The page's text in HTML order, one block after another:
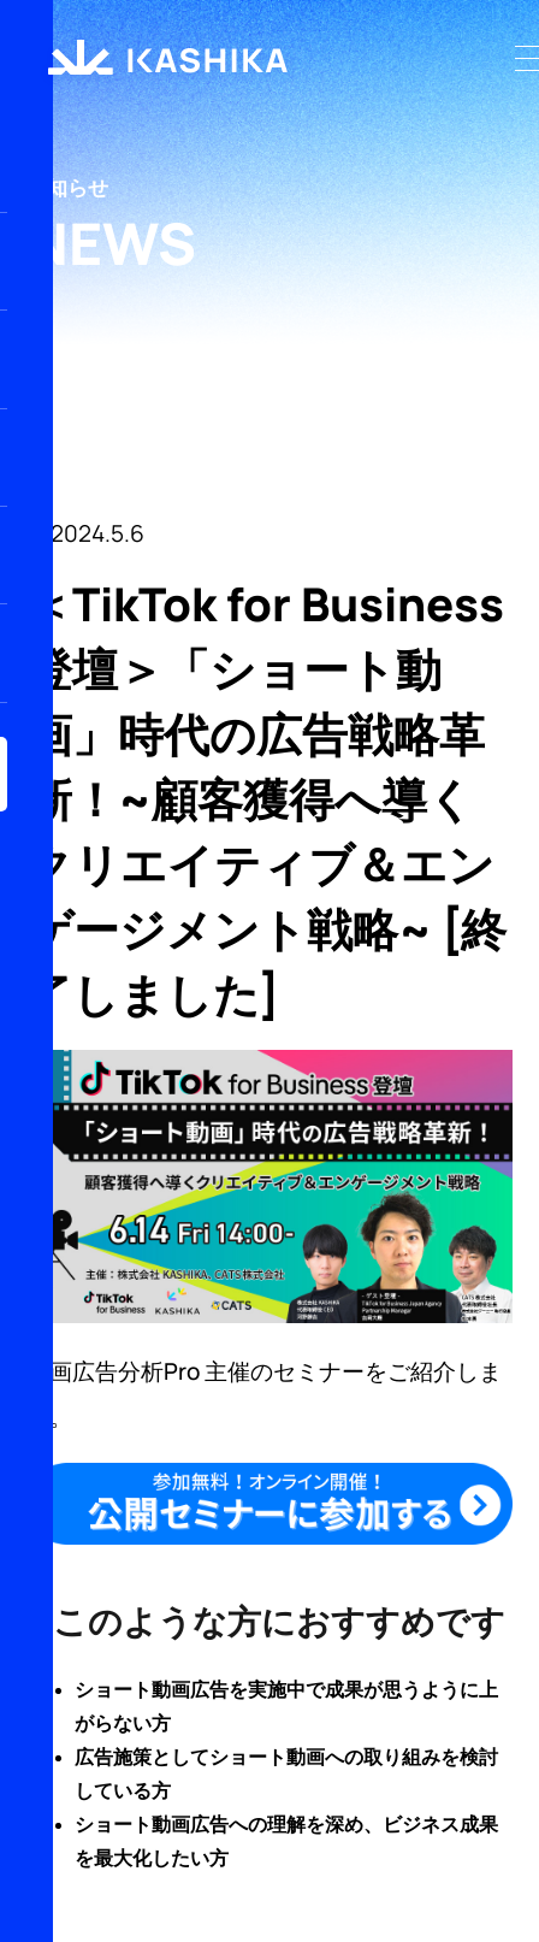
お知らせ
NEWS
2024.5.6
＜TikTok for Business
登壇＞「ショート動
画」時代の広告戦略革
新！~顧客獲得へ導く
クリエイティブ＆エン
ゲージメント戦略~ [終
了しました]
動画広告分析Pro 主催のセミナーをご紹介しま
す。
このような方におすすめです
ショート動画広告を実施中で成果が思うように上
がらない方
広告施策としてショート動画への取り組みを検討
している方
ショート動画広告への理解を深め、ビジネス成果
を最大化したい方